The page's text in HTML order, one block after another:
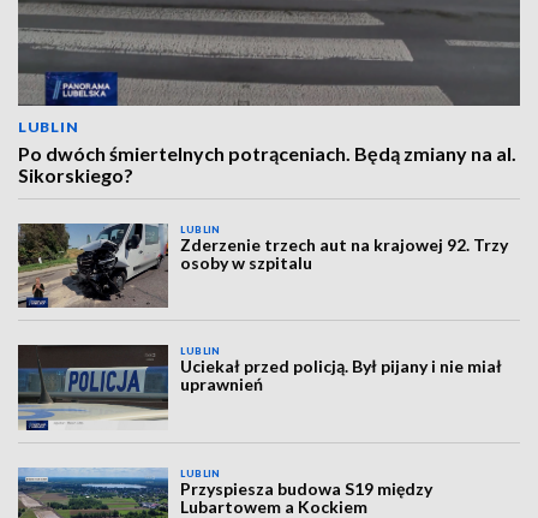
LUBLIN
Po dwóch śmiertelnych potrąceniach. Będą zmiany na al.
Sikorskiego?
LUBLIN
Zderzenie trzech aut na krajowej 92. Trzy
osoby w szpitalu
LUBLIN
Uciekał przed policją. Był pijany i nie miał
uprawnień
LUBLIN
Przyspiesza budowa S19 między
Lubartowem a Kockiem